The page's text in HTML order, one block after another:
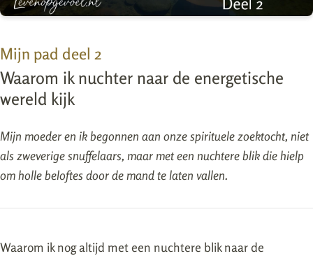
Mijn pad deel 2
Waarom ik nuchter naar de energetische
wereld kijk
Mijn moeder en ik begonnen aan onze spirituele zoektocht, niet
als zweverige snuffelaars, maar met een nuchtere blik die hielp
om holle beloftes door de mand te laten vallen.
Waarom ik nog altijd met een nuchtere blik naar de